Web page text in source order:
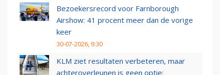
Bezoekersrecord voor Farnborough
Airshow: 41 procent meer dan de vorige
keer
30-07-2026, 9:30
KLM ziet resultaten verbeteren, maar
achteroverleunen is geen optie: